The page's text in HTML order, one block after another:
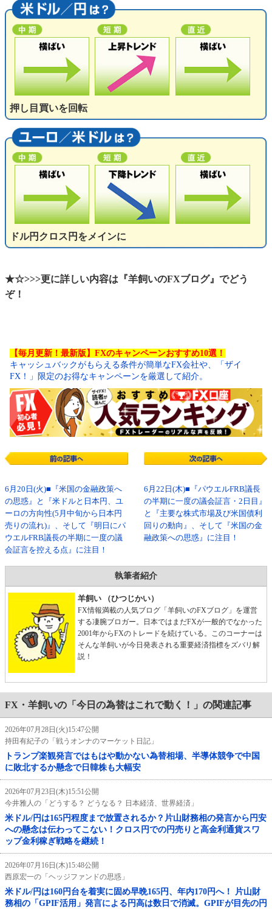
押し目買いを回転
ドル円クロス円をメインに
★☆>>>更に詳しい内容は『羊飼いのFXブログ』でどう
ぞ！
【毎月更新！最新版】FXのキャンペーンおすすめ10選！
キャッシュバックがもらえる条件が簡単なFX会社や、「ザイ
FX！」限定のお得なキャンペーンを厳選して紹介。
6月20日(火)■『米国の金融政策へ
の思惑』と『米ドルと日本円、ユ
ーロの方向性(5月中旬から日本円
売りの流れ)』、そして『明日にパ
ウエルFRB議長の半期に一度の議
会証言を控える点』に注目！
6月22日(木)■『パウエルFRB議長
の半期に一度の議会証言・2日目』
と『主要な株式市場及び米国債利
回りの動向』、そして『米国の金
融政策への思惑』に注目！
執筆者紹介
羊飼い （ひつじかい）
FX情報満載の人気ブログ「羊飼いのFXブログ」を運営
する凄腕ブロガー。日本ではまだFXが一般的でなかった
2001年からFXのトレードを続けている。このコーナーは
そんな羊飼いが今日発表される重要経済指標をズバリ解
説！
FX・羊飼いの「今日の為替はこれで動く！」の関連記事
2026年07月28日(火)15:47公開
持田有紀子の「戦うオンナのマーケット日記」
トランプ楽観発言ではもはや動かない為替相場、半導体競争で中国
に敗北するか懸念で日韓株も大幅安
2026年07月23日(木)15:51公開
今井雅人の「どうする？ どうなる？ 日本経済、世界経済」
米ドル/円は165円程度まで放置されるか？片山財務相の発言から円安
への懸念は伝わってこない！クロス円での円売りと高金利通貨スワ
ップ金利稼ぎ戦略を継続！
2026年07月16日(木)15:48公開
西原宏一の「ヘッジファンドの思惑」
米ドル/円は160円台を着実に固め早晩165円、年内170円へ！ 片山財
務相の「GPIF活用」発言による円高は数日で消滅。GPIFが目先の円